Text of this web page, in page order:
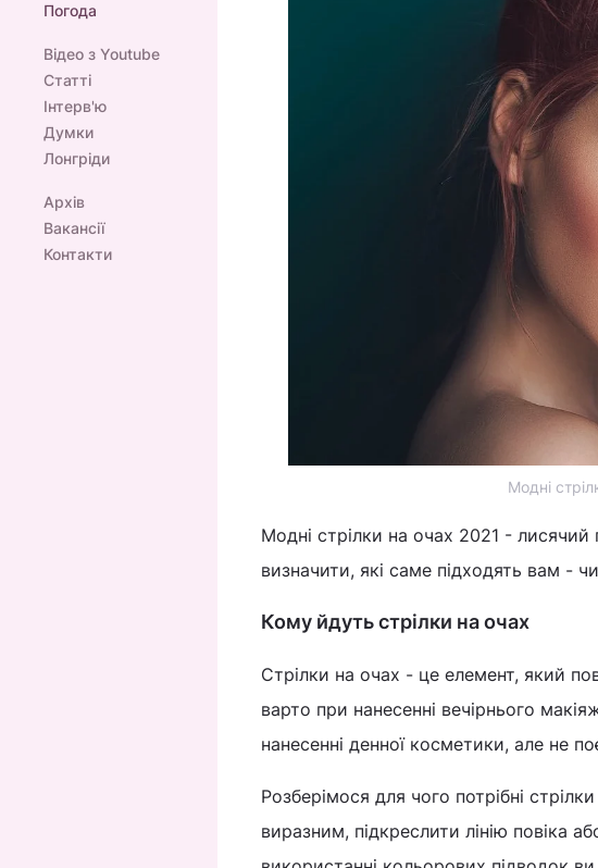
Погода
Відео з Youtube
Статті
Інтерв'ю
Думки
Лонгріди
Архів
Вакансії
Контакти
Модні
Модні стрілки на очах 2021 - лисячий
визначити, які саме підходять вам -
Кому йдуть стрілки на очах
Стрілки на очах - це елемент, який
варто при нанесенні вечірнього
нанесенні денної косметики, але не
Розберімося для чого потрібні
виразним, підкреслити лінію повіка